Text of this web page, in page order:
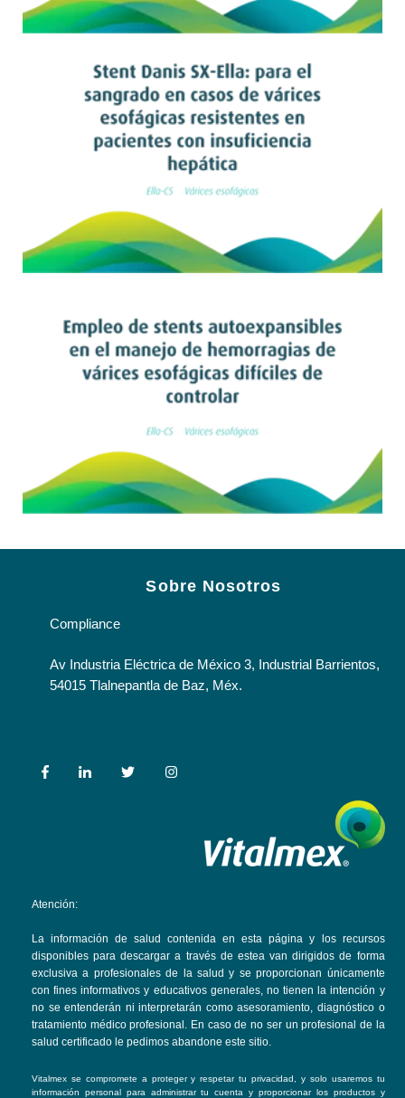
Leer artículo
Leer artículo
Sobre Nosotros
Compliance
Av Industria Eléctrica de México 3, Industrial Barrientos,
54015 Tlalnepantla de Baz, Méx.
Atención:
La información de salud contenida en esta página y los recursos
disponibles para descargar a través de estea van dirigidos de forma
exclusiva a profesionales de la salud y se proporcionan únicamente
con fines informativos y educativos generales, no tienen la intención y
no se entenderán ni interpretarán como asesoramiento, diagnóstico o
tratamiento médico profesional. En caso de no ser un profesional de la
salud certificado le pedimos abandone este sitio.
Vitalmex se compromete a proteger y respetar tu privacidad, y solo usaremos tu
información personal para administrar tu cuenta y proporcionar los productos y